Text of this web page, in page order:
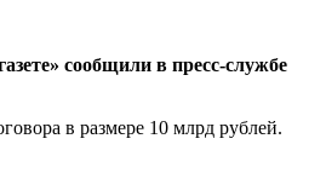
сообщили в пресс-службе
в размере 10 млрд рублей.